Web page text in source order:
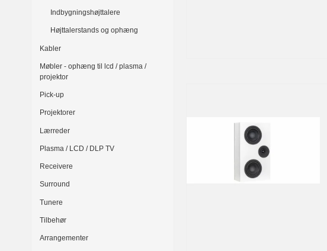
Indbygningshøjttalere
Højttalerstands og ophæng
Kabler
Møbler - ophæng til lcd / plasma /
projektor
Pick-up
Projektorer
Lærreder
Plasma / LCD / DLP TV
Receivere
Surround
Tunere
Tilbehør
Arrangementer